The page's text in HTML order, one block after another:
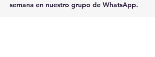
semana en nuestro grupo de WhatsApp.